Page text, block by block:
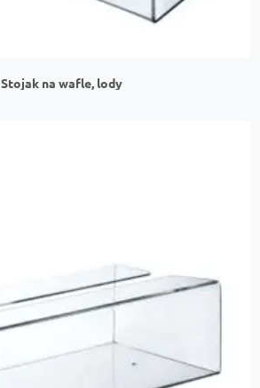
Stojak na wafle, lody